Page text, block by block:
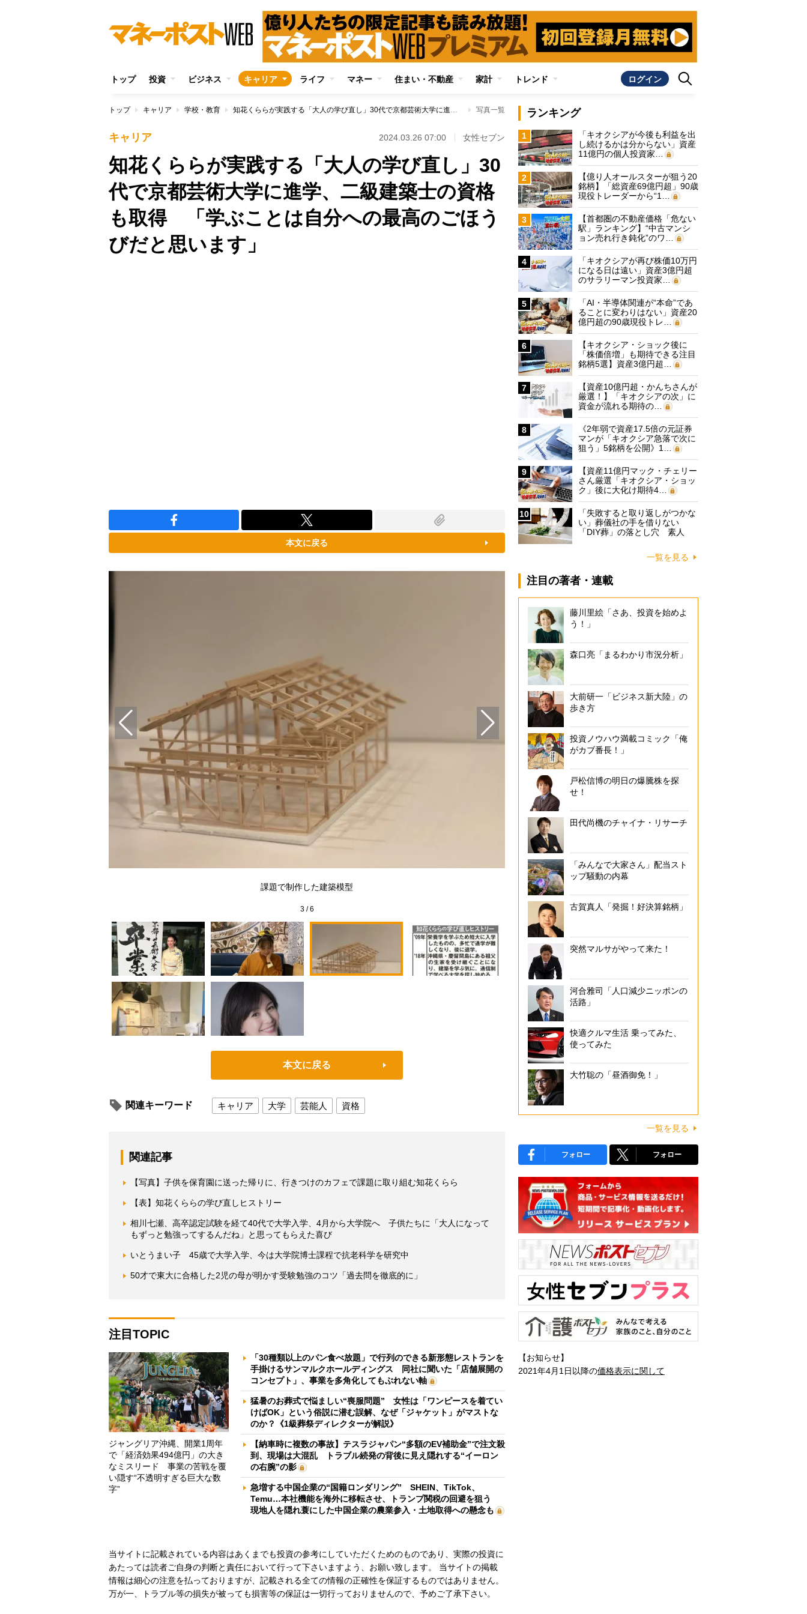
トップ 投資 ビジネス キャリア ライフ マネー 住まい・不動産 家計 トレンド ログイン
トップ キャリア 学校・教育 知花くららが実践する「大人の学び直し」30代で京都芸術大学に進学、二級建築士の資格も取得 「学ぶことは自分への最高のごほうびだと思います」 写真一覧
キャリア 2024.03.26 07:00 女性セブン
知花くららが実践する「大人の学び直し」30
代で京都芸術大学に進学、二級建築士の資格
も取得 「学ぶことは自分への最高のごほう
びだと思います」
本文に戻る
課題で制作した建築模型
3/6
本文に戻る
関連キーワード キャリア 大学 芸能人 資格
関連記事
【写真】子供を保育園に送った帰りに、行きつけのカフェで課題に取り組む知花くらら
【表】知花くららの学び直しヒストリー
相川七瀬、高卒認定試験を経て40代で大学入学、4月から大学院へ 子供たちに「大人になって
もずっと勉強ってするんだね」と思ってもらえた喜び
いとうまい子 45歳で大学入学、今は大学院博士課程で抗老科学を研究中
50才で東大に合格した2児の母が明かす受験勉強のコツ「過去問を徹底的に」
注目TOPIC
ジャングリア沖縄、開業1周年
で「経済効果494億円」の大き
なミスリード 事業の苦戦を覆
い隠す“不透明すぎる巨大な数
字”
「30種類以上のパン食べ放題」で行列のできる新形態レストランを
手掛けるサンマルクホールディングス 同社に聞いた「店舗展開の
コンセプト」、事業を多角化してもぶれない軸
猛暑のお葬式で悩ましい“喪服問題” 女性は「ワンピースを着てい
けばOK」という俗説に潜む誤解、なぜ「ジャケット」がマストな
のか？《1級葬祭ディレクターが解説》
【納車時に複数の事故】テスラジャパン“多額のEV補助金”で注文殺
到、現場は大混乱 トラブル続発の背後に見え隠れする“イーロン
の右腕”の影
急増する中国企業の“国籍ロンダリング” SHEIN、TikTok、
Temu…本社機能を海外に移転させ、トランプ関税の回避を狙う
現地人を隠れ蓑にした中国企業の農業参入・土地取得への懸念も
当サイトに記載されている内容はあくまでも投資の参考にしていただくためのものであり、実際の投資に
あたっては読者ご自身の判断と責任において行って下さいますよう、お願い致します。 当サイトの掲載
情報は細心の注意を払っておりますが、記載される全ての情報の正確性を保証するものではありません。
万が一、トラブル等の損失が被っても損害等の保証は一切行っておりませんので、予めご了承下さい。
ランキング
1
「キオクシアが今後も利益を出
し続けるかは分からない」資産
11億円の個人投資家…
2
【億り人オールスターが狙う20
銘柄】「総資産69億円超」90歳
現役トレーダーから“1…
3
【首都圏の不動産価格「危ない
駅」ランキング】“中古マンシ
ョン売れ行き鈍化”のワ…
4
「キオクシアが再び株価10万円
になる日は遠い」資産3億円超
のサラリーマン投資家…
5
「AI・半導体関連が“本命”であ
ることに変わりはない」資産20
億円超の90歳現役トレ…
6
【キオクシア・ショック後に
「株価倍増」も期待できる注目
銘柄5選】資産3億円超…
7
【資産10億円超・かんちさんが
厳選！】「キオクシアの次」に
資金が流れる期待の…
8
《2年弱で資産17.5倍の元証券
マンが「キオクシア急落で次に
狙う」5銘柄を公開》1…
9
【資産11億円マック・チェリー
さん厳選「キオクシア・ショッ
ク」後に大化け期待4…
10
「失敗すると取り返しがつかな
い」葬儀社の手を借りない
「DIY葬」の落とし穴 素人
一覧を見る
注目の著者・連載
藤川里絵「さあ、投資を始めよ
う！」
森口亮「まるわかり市況分析」
大前研一「ビジネス新大陸」の
歩き方
投資ノウハウ満載コミック「俺
がカブ番長！」
戸松信博の明日の爆騰株を探
せ！
田代尚機のチャイナ・リサーチ
「みんなで大家さん」配当スト
ップ騒動の内幕
古賀真人「発掘！好決算銘柄」
突然マルサがやって来た！
河合雅司「人口減少ニッポンの
活路」
快適クルマ生活 乗ってみた、
使ってみた
大竹聡の「昼酒御免！」
一覧を見る
フォロー フォロー
【お知らせ】
2021年4月1日以降の価格表示に関して